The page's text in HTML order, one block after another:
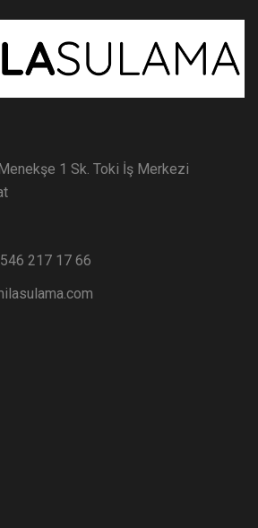
1 Sk. Toki İş Merkezi
217 17 66